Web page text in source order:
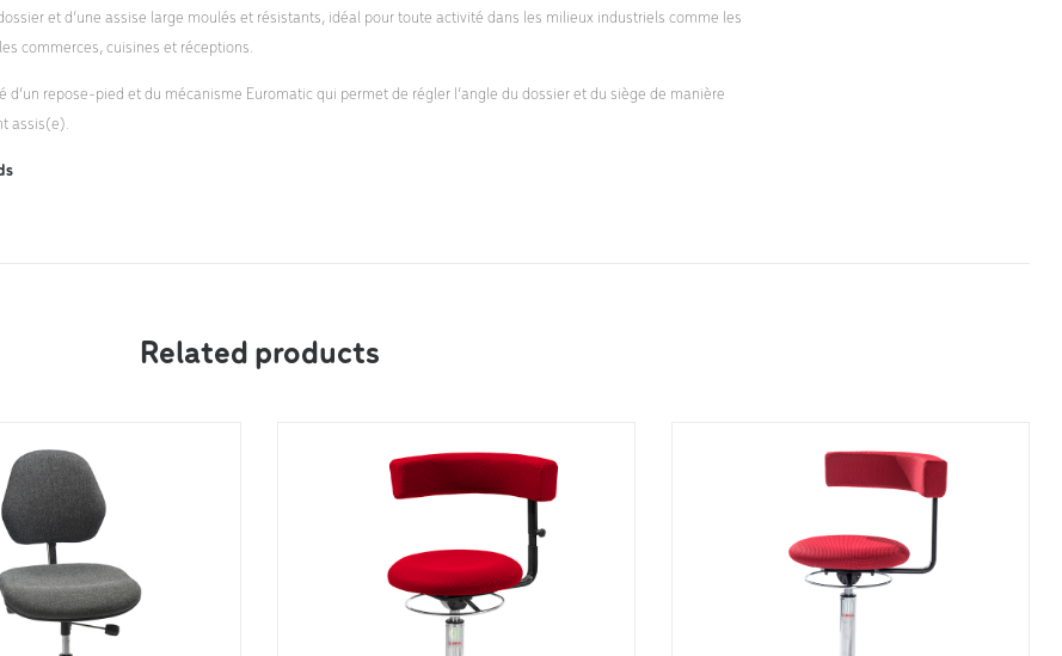
et d’une assise large moulés et résistants, idéal pour toute activité dans les milieux industriels comme les
commerces, cuisines et réceptions.
d’un repose-pied et du mécanisme Euromatic qui permet de régler l’angle du dossier et du siège de manière
assis(e).
Related products